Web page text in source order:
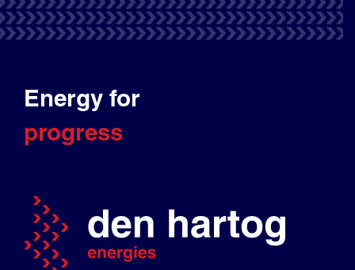
Energy for
progress